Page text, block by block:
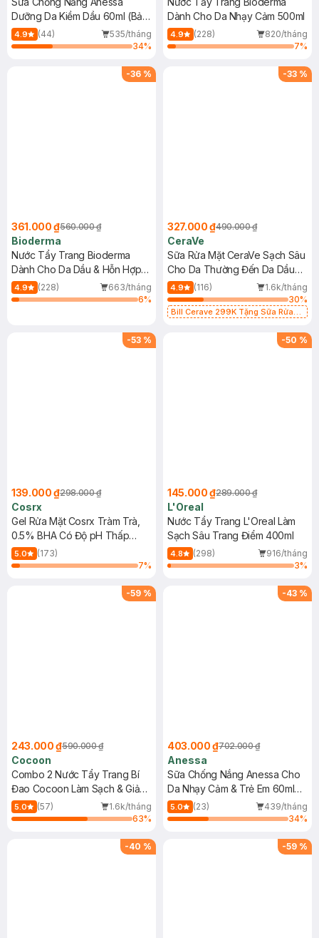
Dưỡng Da Kiềm Dầu 60ml (Bản
Mới)
4.9 (44)
535/tháng
34%
Dành Cho Da Nhạy Cảm 500ml
4.9 (228)
820/tháng
7%
-36 %
361.000 ₫560.000 ₫
Bioderma
Nước Tẩy Trang Bioderma
Dành Cho Da Dầu & Hỗn Hợp
500ml
4.9 (228)
663/tháng
6%
-33 %
327.000 ₫490.000 ₫
CeraVe
Sữa Rửa Mặt CeraVe Sạch Sâu
Cho Da Thường Đến Da Dầu
473ml
4.9 (116)
1.6k/tháng
30%
Bill Cerave 299K Tặng Sữa Rửa
-53 %
139.000 ₫298.000 ₫
Cosrx
Gel Rửa Mặt Cosrx Tràm Trà,
0.5% BHA Có Độ pH Thấp
150ml
5.0
(173)
7%
-50 %
145.000 ₫289.000 ₫
L'Oreal
Nước Tẩy Trang L'Oreal Làm
Sạch Sâu Trang Điểm 400ml
4.8 (298)
916/tháng
3%
-59 %
243.000 ₫590.000 ₫
Cocoon
Combo 2 Nước Tẩy Trang Bí
Đao Cocoon Làm Sạch & Giảm
Dầu 500ml
5.0 (57)
1.6k/tháng
63%
-43 %
403.000 ₫702.000 ₫
Anessa
Sữa Chống Nắng Anessa Cho
Da Nhạy Cảm & Trẻ Em 60ml
(Mới)
5.0 (23)
439/tháng
34%
-40 % -59 %